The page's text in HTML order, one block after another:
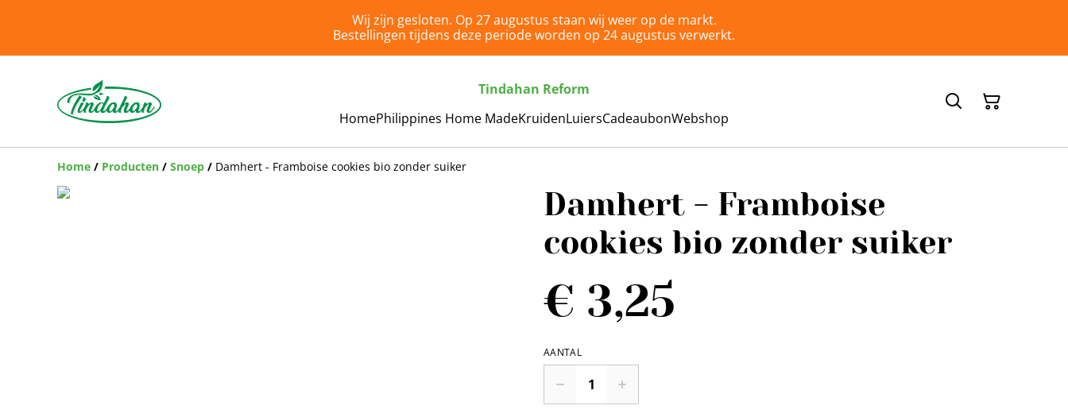
Wij zijn gesloten. Op 27 augustus staan wij weer op de markt.
Bestellingen tijdens deze periode worden op 24 augustus verwerkt.
Tindahan Reform
HomePhilippines Home MadeKruidenLuiersCadeaubonWebshop
Home / Producten / Snoep / Damhert - Framboise cookies bio zonder suiker
Damhert - Framboise
cookies bio zonder suiker
€ 3,25
AANTAL